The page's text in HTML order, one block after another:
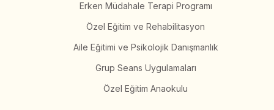
Erken Müdahale Terapi Programı
Özel Eğitim ve Rehabilitasyon
Aile Eğitimi ve Psikolojik Danışmanlık
Grup Seans Uygulamaları
Özel Eğitim Anaokulu